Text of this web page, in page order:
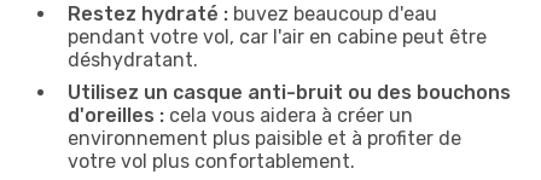
Restez hydraté : buvez beaucoup d'eau
pendant votre vol, car l'air en cabine peut être
déshydratant.
Utilisez un casque anti-bruit ou des bouchons
d'oreilles : cela vous aidera à créer un
environnement plus paisible et à profiter de
votre vol plus confortablement.